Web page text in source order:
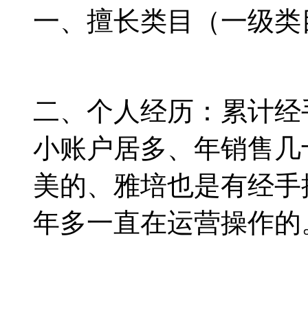
一、 擅长类目（一级
二、 个人经历： 累计
小账户居多、年销售
美的、雅培也是有经
年多一直在运营操作的